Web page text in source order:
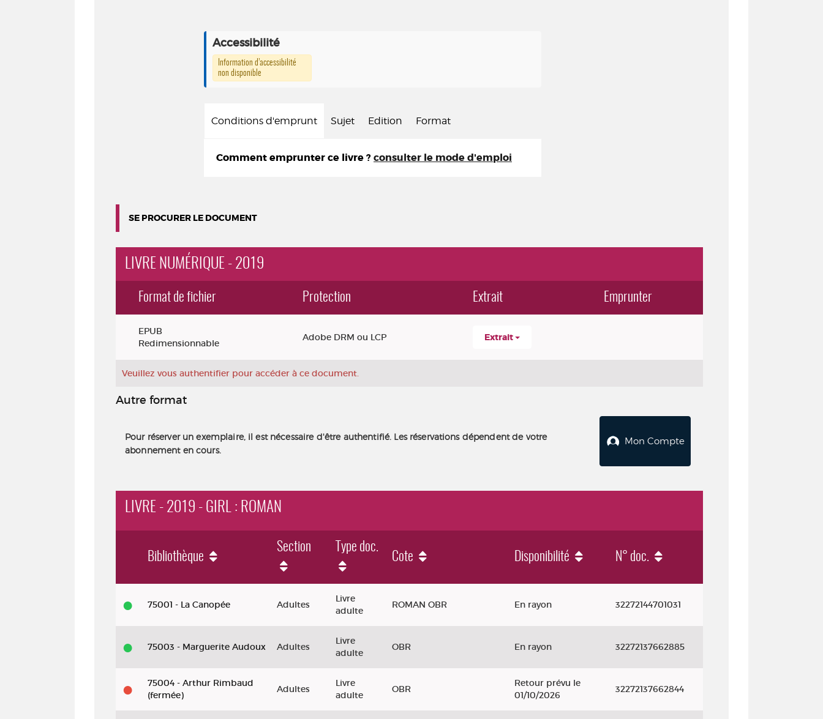
Accessibilité
Information d’accessibilité
non disponible
Conditions d'emprunt Sujet Edition Format
Comment emprunter ce livre ? consulter le mode d'emploi
SE PROCURER LE DOCUMENT
LIVRE NUMÉRIQUE - 2019
Format de fichier Protection Extrait Emprunter
EPUB
Redimensionnable
Adobe DRM ou LCP Extrait
Veuillez vous authentifier pour accéder à ce document.
Autre format
Pour réserver un exemplaire, il est nécessaire d'être authentifié. Les réservations dépendent de votre
abonnement en cours.
Mon Compte
LIVRE - 2019 - GIRL : ROMAN
Bibliothèque
Section Type doc.
Cote Disponibilité N° doc.
75001 - La Canopée Adultes
Livre
adulte
ROMAN OBR En rayon 32272144701031
75003 - Marguerite Audoux Adultes
Livre
adulte
OBR En rayon 32272137662885
75004 - Arthur Rimbaud
(fermée)
Adultes
Livre
adulte
OBR
Retour prévu le
01/10/2026
32272137662844